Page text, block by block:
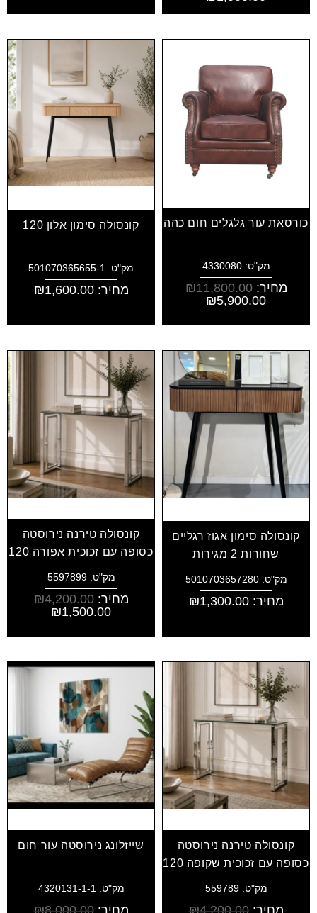
כורסאת עור גלגלים חום כהה
מק"ט: 4330080
מחיר: ₪11,800.00
₪5,900.00
קונסולה סימון אלון 120
מק"ט: 501070365655-1
מחיר: ₪1,600.00
קונסולה סימון אגוז רגליים
שחורות 2 מגירות
מק"ט: 5010703657280
מחיר: ₪1,300.00
קונסולה טירנה נירוסטה
כסופה עם זכוכית אפורה 120
מק"ט: 5597899
מחיר: ₪4,200.00
₪1,500.00
קונסולה טירנה נירוסטה
כסופה עם זכוכית שקופה 120
מק"ט: 559789
שייזלונג נירוסטה עור חום
מק"ט: 4320131-1-1